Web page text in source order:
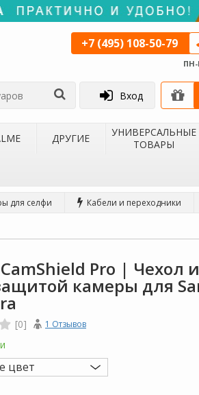
+7 (495) 108-50-79
Вход
ДРУГИЕ
УНИВЕРСАЛЬНЫЕ
ТОВАРЫ
для селфи
Кабели и переходники
Pro | Чехол
камеры для
[0] 1 Отзывов
цвет